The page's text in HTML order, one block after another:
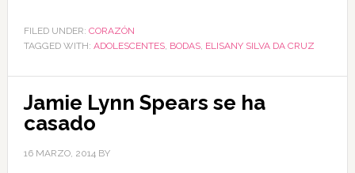
FILED UNDER: CORAZÓN
TAGGED WITH: ADOLESCENTES, BODAS, ELISANY SILVA DA CRUZ
Jamie Lynn Spears se ha
casado
16 MARZO, 2014 BY